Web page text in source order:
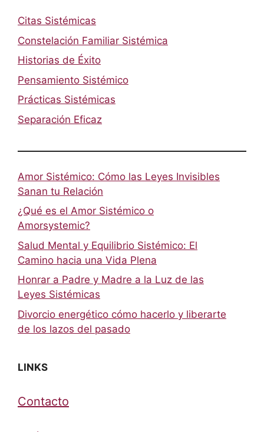
Citas Sistémicas
Constelación Familiar Sistémica
Historias de Éxito
Pensamiento Sistémico
Prácticas Sistémicas
Separación Eficaz
Amor Sistémico: Cómo las Leyes Invisibles
Sanan tu Relación
¿Qué es el Amor Sistémico o
Amorsystemic?
Salud Mental y Equilibrio Sistémico: El
Camino hacia una Vida Plena
Honrar a Padre y Madre a la Luz de las
Leyes Sistémicas
Divorcio energético cómo hacerlo y liberarte
de los lazos del pasado
LINKS
Contacto